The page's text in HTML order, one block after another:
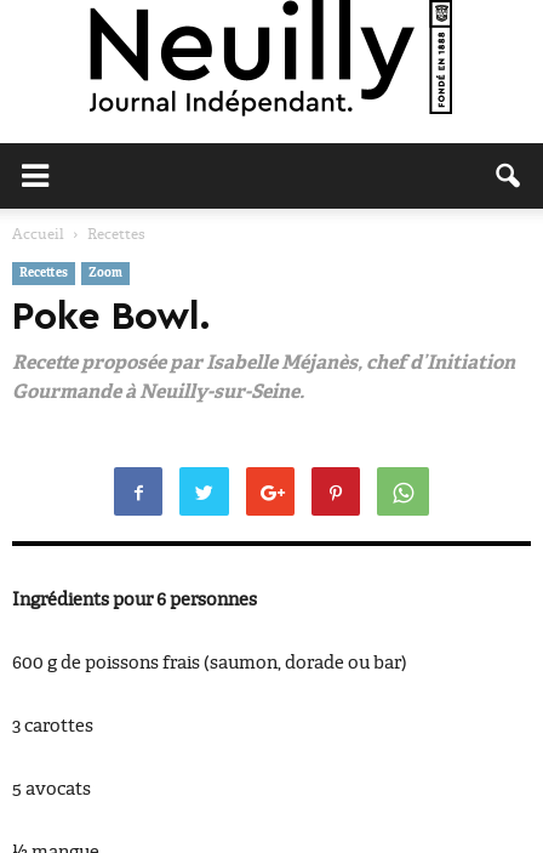
Accueil Recettes
Recettes Zoom
Poke Bowl.
Recette proposée par Isabelle Méjanès, chef d’Initiation
Gourmande à Neuilly-sur-Seine.
Ingrédients pour 6 personnes
600 g de poissons frais (saumon, dorade ou bar)
3 carottes
5 avocats